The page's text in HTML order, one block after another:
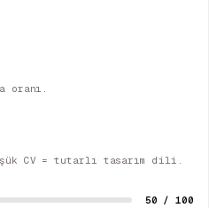
oranı.
CV = tutarlı tasarım dili.
50 / 100